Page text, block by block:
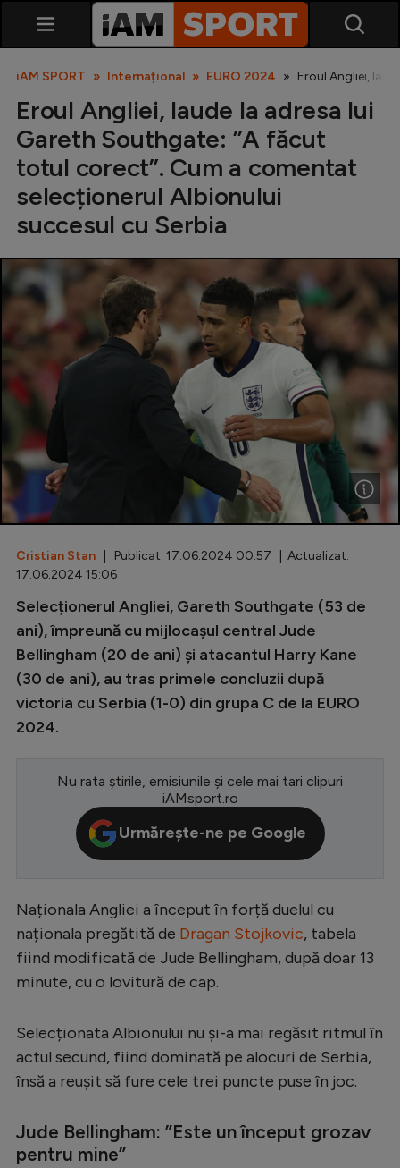
SuperLiga
Liga 2
Cupa României
Echipa Națională
Fotbal feminin
Champions League
Europa League
Conference League
LaLiga
Serie A
Bundesliga
Campionate
Starurile fotbalului
EURO 2024
Stranieri
Clasamente
Tenis
iAM SPORT Internațional EURO 2024 Eroul Angliei,
Eroul Angliei, laude la adresa lui
Gareth Southgate: ”A făcut
totul corect”. Cum a comentat
selecționerul Albionului
succesul cu Serbia
Cristian Stan | Publicat: 17.06.2024 00:57 | Actualizat:
17.06.2024 15:06
Selecționerul Angliei, Gareth Southgate (53 de
ani), împreună cu mijlocașul central Jude
Bellingham (20 de ani) și atacantul Harry Kane
(30 de ani), au tras primele concluzii după
victoria cu Serbia (1-0) din grupa C de la EURO
2024.
Nu rata știrile, emisiunile și cele mai tari clipuri
iAMsport.ro
Urmărește-ne pe Google
Naționala Angliei a început în forță duelul cu
naționala pregătită de Dragan Stojkovic, tabela
fiind modificată de Jude Bellingham, după doar 13
minute, cu o lovitură de cap.
Selecționata Albionului nu și-a mai regăsit ritmul în
actul secund, fiind dominată pe alocuri de Serbia,
însă a reușit să fure cele trei puncte puse în joc.
Jude Bellingham: ”Este un început grozav
pentru mine”